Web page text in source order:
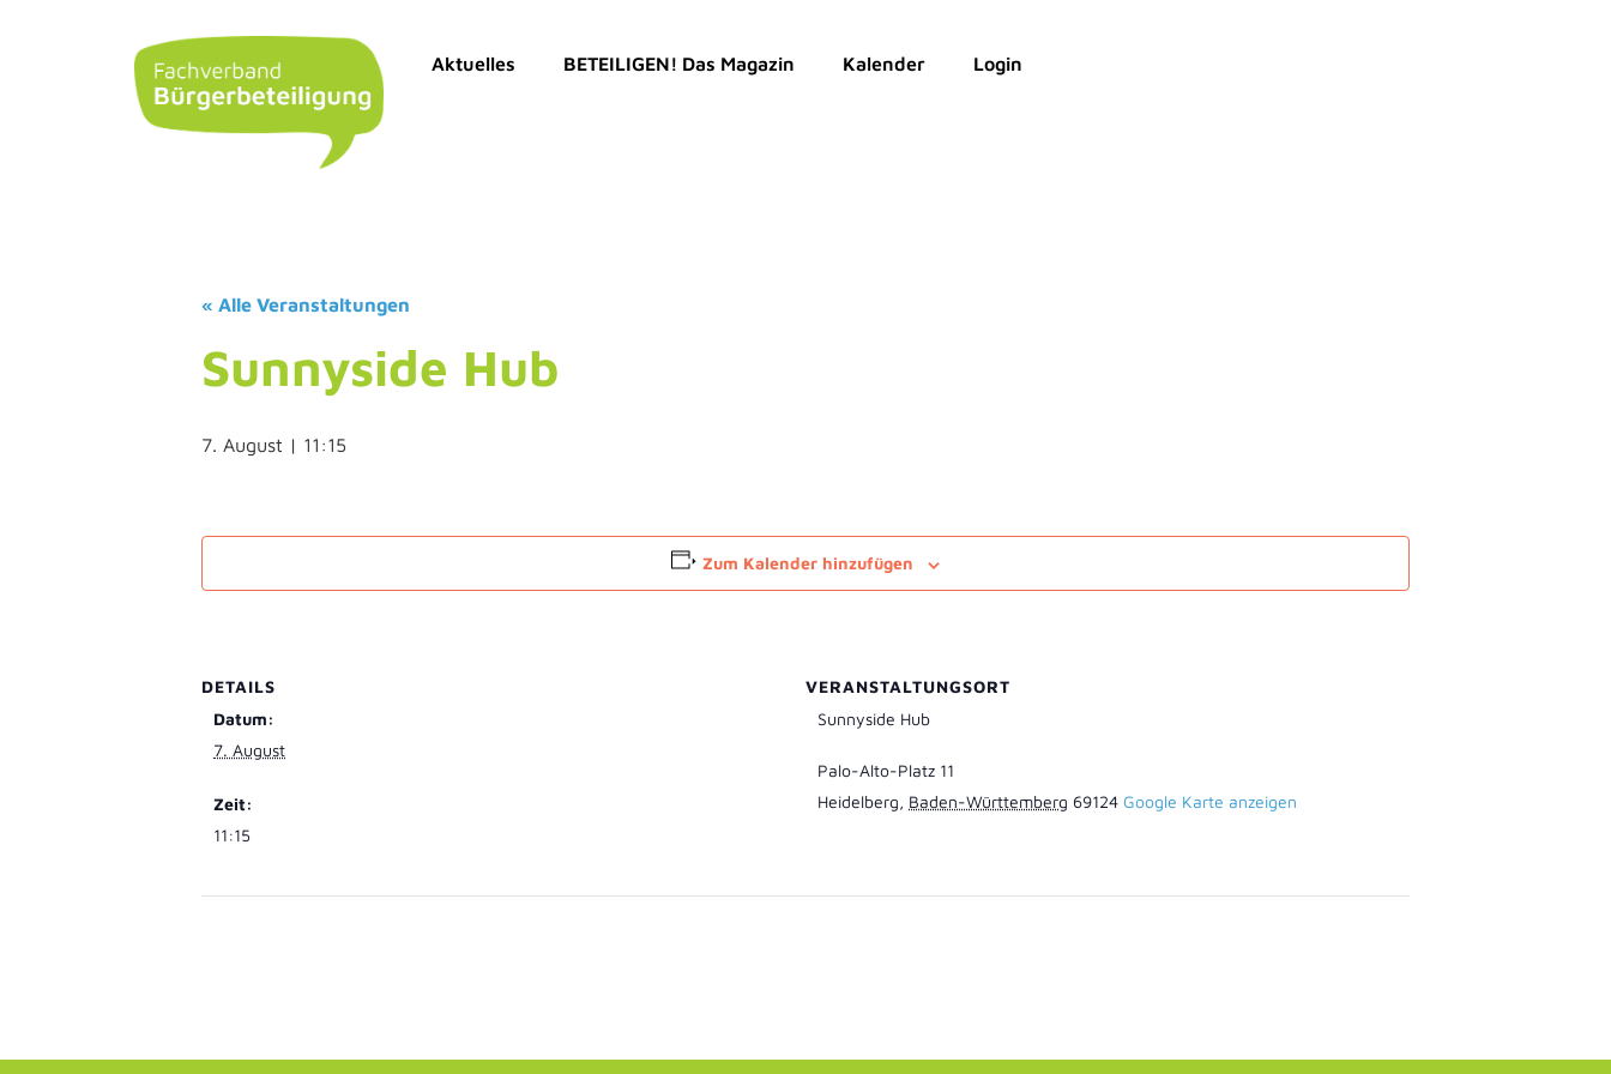
Aktuelles BETEILIGEN! Das Magazin Kalender Login
« Alle Veranstaltungen
Sunnyside Hub
7. August | 11:15
Zum Kalender hinzufügen
DETAILS
Datum:
7. August
Zeit:
11:15
VERANSTALTUNGSORT
Sunnyside Hub
Palo-Alto-Platz 11
Heidelberg, Baden-Württemberg 69124 Google Karte anzeigen